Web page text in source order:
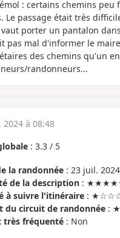
: certains chemins peu
Le passage était très
porter un pantalon
pas mal d'informer le
des chemins qu'un
randonneurs...
à 08:48
: 3.3/ 5
la randonnée: 23 juil. 2024
de la description: ★★★★★
à suivre l'itinéraire:
du circuit de randonnée:
très fréquenté: Non